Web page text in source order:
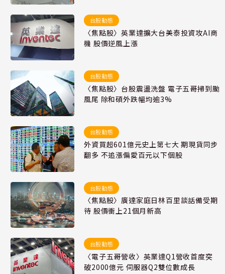
台股動態
〈焦點股〉英業達擴大台美泰投資攻AI商
機 股價逆風上漲
台股動態
〈焦點股〉台股震盪洗盤 電子五哥掃到颱
風尾 除和碩外跌幅均逾3%
台股動態
外資買超601億元史上第七大 期現貨同步
翻多 不追漲偏愛百元以下個股
台股動態
〈焦點股〉廣達家庭日林百里談話備受期
待 股價衝上21個月新高
台股動態
〈電子五哥營收〉英業達Q1營收首度突
破2000億元 伺服器Q2雙位數成長